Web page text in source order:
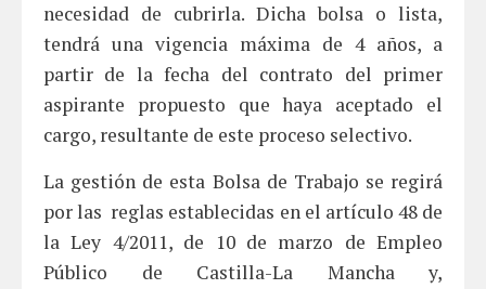
necesidad de cubrirla. Dicha bolsa o lista,
tendrá una vigencia máxima de 4 años, a
partir de la fecha del contrato del primer
aspirante propuesto que haya aceptado el
cargo, resultante de este proceso selectivo.
La gestión de esta Bolsa de Trabajo se regirá
por las reglas establecidas en el artículo 48 de
la Ley 4/2011, de 10 de marzo de Empleo
Público de Castilla-La Mancha y,